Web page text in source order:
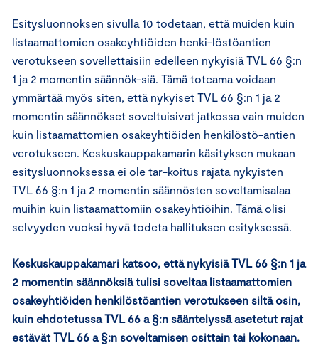
Esitysluonnoksen sivulla 10 todetaan, että muiden kuin
listaamattomien osakeyhtiöiden henki-löstöantien
verotukseen sovellettaisiin edelleen nykyisiä TVL 66 §:n
1 ja 2 momentin säännök-siä. Tämä toteama voidaan
ymmärtää myös siten, että nykyiset TVL 66 §:n 1 ja 2
momentin säännökset soveltuisivat jatkossa vain muiden
kuin listaamattomien osakeyhtiöiden henkilöstö-antien
verotukseen. Keskuskauppakamarin käsityksen mukaan
esitysluonnoksessa ei ole tar-koitus rajata nykyisten
TVL 66 §:n 1 ja 2 momentin säännösten soveltamisalaa
muihin kuin listaamattomiin osakeyhtiöihin. Tämä olisi
selvyyden vuoksi hyvä todeta hallituksen esityksessä.
Keskuskauppakamari katsoo, että nykyisiä TVL 66 §:n 1 ja
2 momentin säännöksiä tulisi soveltaa listaamattomien
osakeyhtiöiden henkilöstöantien verotukseen siltä osin,
kuin ehdotetussa TVL 66 a §:n sääntelyssä asetetut rajat
estävät TVL 66 a §:n soveltamisen osittain tai kokonaan.